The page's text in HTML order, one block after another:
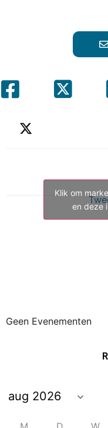
Klik om
en deze
Geen Evenementen